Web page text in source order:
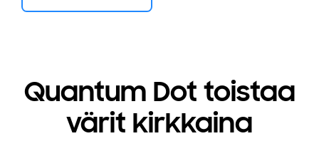
Quantum Dot toistaa
värit kirkkaina